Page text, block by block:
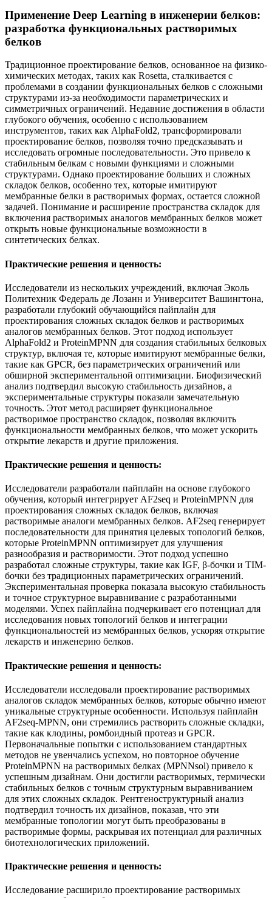
Применение Deep Learning в инженерии белков:
разработка функциональных растворимых
белков
Традиционное проектирование белков, основанное на физико-
химических методах, таких как Rosetta, сталкивается с
проблемами в создании функциональных белков с сложными
структурами из-за необходимости параметрических и
симметричных ограничений. Недавние достижения в области
глубокого обучения, особенно с использованием
инструментов, таких как AlphaFold2, трансформировали
проектирование белков, позволяя точно предсказывать и
исследовать огромные последовательности. Это привело к
стабильным белкам с новыми функциями и сложными
структурами. Однако проектирование больших и сложных
складок белков, особенно тех, которые имитируют
мембранные белки в растворимых формах, остается сложной
задачей. Понимание и расширение пространства складок для
включения растворимых аналогов мембранных белков может
открыть новые функциональные возможности в
синтетических белках.
Практические решения и ценность:
Исследователи из нескольких учреждений, включая Эколь
Политехник Федераль де Лозанн и Университет Вашингтона,
разработали глубокий обучающийся пайплайн для
проектирования сложных складок белков и растворимых
аналогов мембранных белков. Этот подход использует
AlphaFold2 и ProteinMPNN для создания стабильных белковых
структур, включая те, которые имитируют мембранные белки,
такие как GPCR, без параметрических ограничений или
обширной экспериментальной оптимизации. Биофизический
анализ подтвердил высокую стабильность дизайнов, а
экспериментальные структуры показали замечательную
точность. Этот метод расширяет функциональное
растворимое пространство складок, позволяя включить
функциональности мембранных белков, что может ускорить
открытие лекарств и другие приложения.
Практические решения и ценность:
Исследователи разработали пайплайн на основе глубокого
обучения, который интегрирует AF2seq и ProteinMPNN для
проектирования сложных складок белков, включая
растворимые аналоги мембранных белков. AF2seq генерирует
последовательности для принятия целевых топологий белков,
которые ProteinMPNN оптимизирует для улучшения
разнообразия и растворимости. Этот подход успешно
разработал сложные структуры, такие как IGF, β-бочки и TIM-
бочки без традиционных параметрических ограничений.
Экспериментальная проверка показала высокую стабильность
и точное структурное выравнивание с разработанными
моделями. Успех пайплайна подчеркивает его потенциал для
исследования новых топологий белков и интеграции
функциональностей из мембранных белков, ускоряя открытие
лекарств и инженерию белков.
Практические решения и ценность:
Исследователи исследовали проектирование растворимых
аналогов складок мембранных белков, которые обычно имеют
уникальные структурные особенности. Используя пайплайн
AF2seq-MPNN, они стремились растворить сложные складки,
такие как клодины, ромбоидный протеаз и GPCR.
Первоначальные попытки с использованием стандартных
методов не увенчались успехом, но повторное обучение
ProteinMPNN на растворимых белках (MPNNsol) привело к
успешным дизайнам. Они достигли растворимых, термически
стабильных белков с точным структурным выравниванием
для этих сложных складок. Рентгеноструктурный анализ
подтвердил точность их дизайнов, показав, что эти
мембранные топологии могут быть преобразованы в
растворимые формы, раскрывая их потенциал для различных
биотехнологических приложений.
Практические решения и ценность:
Исследование расширило проектирование растворимых